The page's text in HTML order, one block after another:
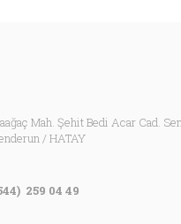
Mah. Şehit Bedi Acar Cad.
/ HATAY
259 04 49